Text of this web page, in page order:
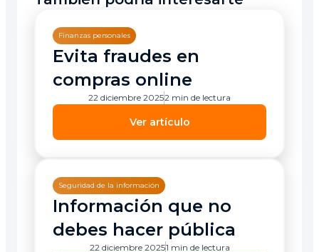
Finanzas personales
Evita fraudes en
compras online
Ver artículo
22 diciembre 20252 min de lectura
Seguridad de la información
Información que no
debes hacer pública
22 diciembre 20251 min de lectura